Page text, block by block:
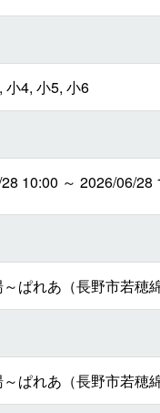
小4, 小5, 小6
10:00 ～ 2026/06/28
ぱれあ（長野市若穂綿
ぱれあ（長野市若穂綿